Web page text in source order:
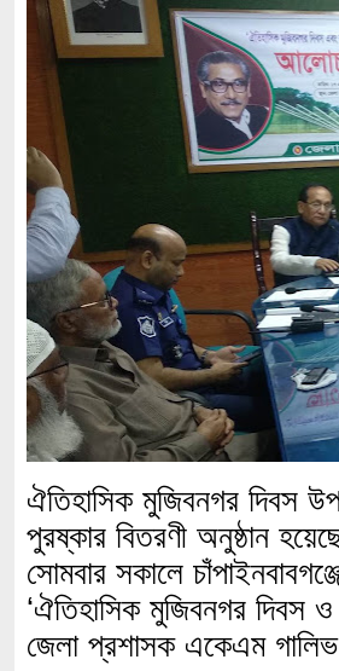
ঐতিহাসিক মুজিবনগর দিবস
পুরষ্কার বিতরণী অনুষ্ঠান
সোমবার সকালে
‘ঐতিহাসিক মুজিবনগর দিবস ও
জেলা প্রশাসক একেএম